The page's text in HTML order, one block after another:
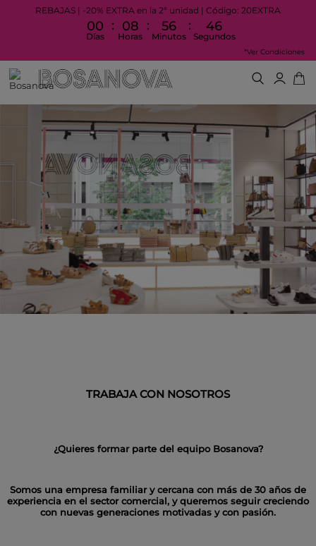
REBAJAS | -20% EXTRA en la 2ª unidad | Código: 20EXTRA
00
Días
: 08
Horas
: 56
Minutos
: 45
Segundos
*Ver Condiciones
TRABAJA CON NOSOTROS
¿Quieres formar parte del equipo Bosanova?
Somos una empresa familiar y cercana con más de 30 años de
experiencia en el sector comercial, y queremos seguir creciendo
con nuevas generaciones motivadas y con pasión.